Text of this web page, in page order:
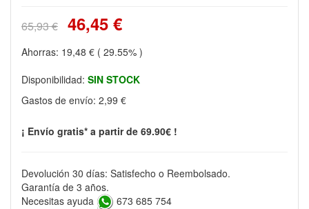
65,93 € 46,45 €
Ahorras: 19,48 € ( 29.55% )
Disponibilidad: SIN STOCK
Gastos de envío: 2,99 €
¡ Envío gratis* a partir de 69.90€ !
Devolución 30 días: Satisfecho o Reembolsado.
Garantía de 3 años.
Necesitas ayuda
673 685 754